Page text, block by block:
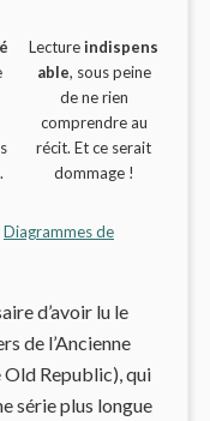
Lectureindispens
able, sous peine
de ne rien
comprendre au
récit. Et ce serait
dommage !
Diagrammes de
d’avoir lu le
de l’Ancienne
Republic), qui
série plus longue